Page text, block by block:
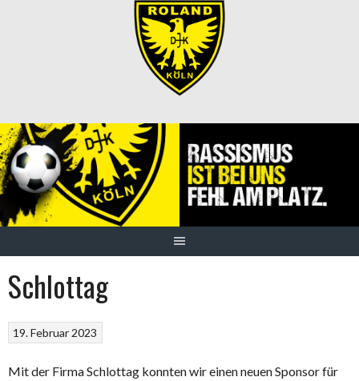
Schlottag
19. Februar 2023
Mit der Firma Schlottag konnten wir einen neuen Sponsor für